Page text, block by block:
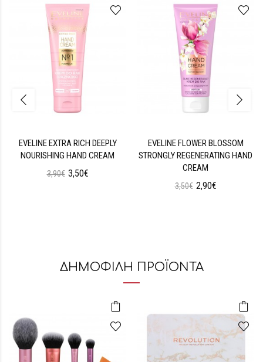
EVELINE EXTRA RICH DEEPLY
NOURISHING HAND CREAM
3,90€ 3,50€
EVELINE FLOWER BLOSSOM
STRONGLY REGENERATING HAND
CREAM
3,50€ 2,90€
ΔΗΜΟΦΙΛΗ ΠΡΟΪΟΝΤΑ